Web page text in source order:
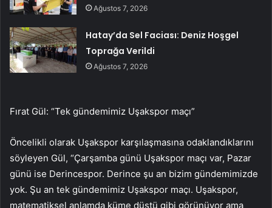
Ağustos 7, 2026
Hatay’da Sel Faciası: Deniz Hoşgel
Toprağa Verildi
Ağustos 7, 2026
Fırat Gül: “Tek gündemimiz Uşakspor maçı”
Öncelikli olarak Uşakspor karşılaşmasına odaklandıklarını
söyleyen Gül, “Çarşamba günü Uşakspor maçı var, Pazar
günü ise Derincespor. Derince şu an bizim gündemimizde
yok. Şu an tek gündemimiz Uşakspor maçı. Uşakspor,
matematiksel anlamda küme düştü gibi görünüyor ama